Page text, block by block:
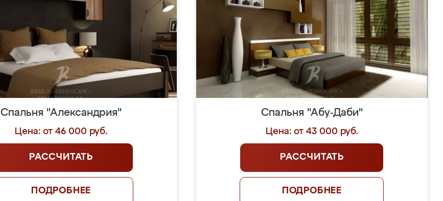
Спальня "Александрия"
Цена: от 46 000 руб.
РАССЧИТАТЬ
ПОДРОБНЕЕ
Спальня "Абу-Даби"
Цена: от 43 000 руб.
РАССЧИТАТЬ
ПОДРОБНЕЕ